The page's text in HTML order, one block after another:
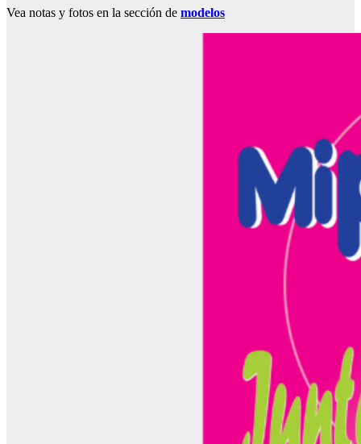
Vea notas y fotos en la sección de modelos